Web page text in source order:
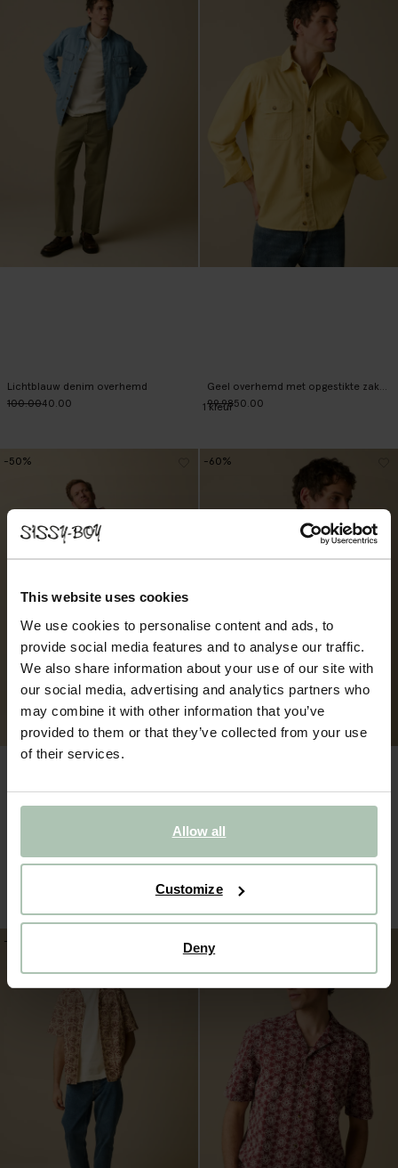
This website uses cookies
We use cookies to personalise content and ads, to
provide social media features and to analyse our traffic.
We also share information about your use of our site with
our social media, advertising and analytics partners who
may combine it with other information that you’ve
provided to them or that they’ve collected from your use
of their services.
Allow all
Customize
Deny
Lichtblauw denim overhemd
100.0040.00
Geel overhemd met opgestikte zakken
99.9850.00
1kleur
Lichtroze overhemd
-50%
Geel gestreept overhemd
90.00
-60%
1kleur
-30%